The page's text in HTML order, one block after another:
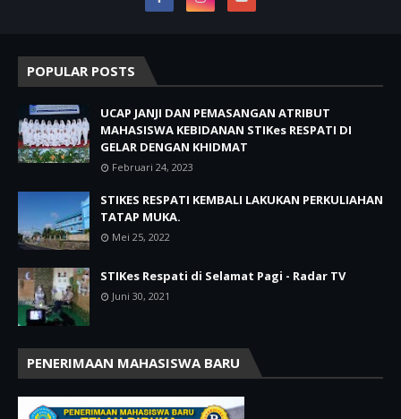
POPULAR POSTS
UCAP JANJI DAN PEMASANGAN ATRIBUT
MAHASISWA KEBIDANAN STIKes RESPATI DI
GELAR DENGAN KHIDMAT
Februari 24, 2023
STIKES RESPATI KEMBALI LAKUKAN PERKULIAHAN
TATAP MUKA.
Mei 25, 2022
STIKes Respati di Selamat Pagi - Radar TV
Juni 30, 2021
PENERIMAAN MAHASISWA BARU